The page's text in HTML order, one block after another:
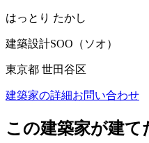
はっとり たかし
建築設計SOO（ソオ）
東京都 世田谷区
建築家の詳細お問い合わせ
この建築家が建て